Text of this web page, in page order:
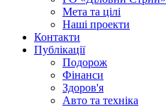
Мета та цілі
Наші проекти
Контакти
Публікації
Подорож
Фінанси
Здоров'я
Авто та техніка